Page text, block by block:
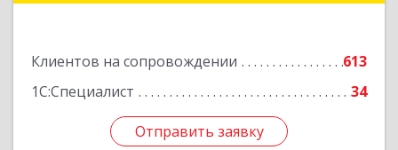
Клиентов на сопровождении
613
1С:Специалист
34
Отправить заявку
Отправить заявку